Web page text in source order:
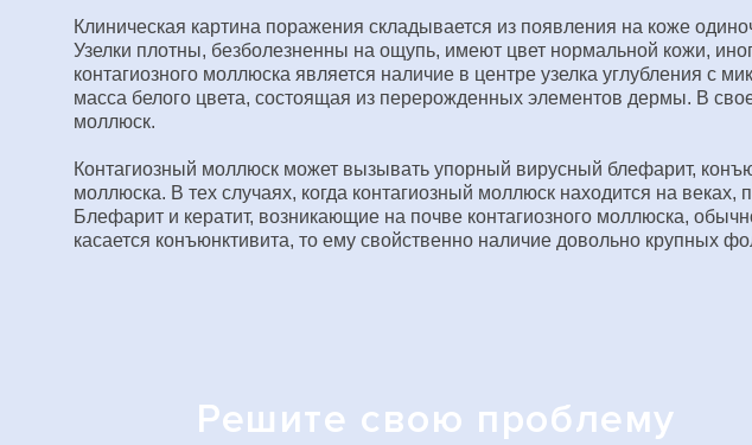
Клиническая картина поражения складывается из появления на коже
Узелки плотны, безболезненны на ощупь, имеют цвет нормальной кожи,
контагиозного моллюска является наличие в центре узелка углубления с
масса белого цвета, состоящая из перерожденных элементов дермы. В
моллюск.
Контагиозный моллюск может вызывать упорный вирусный блефарит,
моллюска. В тех случаях, когда контагиозный моллюск находится на
Блефарит и кератит, возникающие на почве контагиозного моллюска,
касается конъюнктивита, то ему свойственно наличие довольно крупных
Решите свою проблему